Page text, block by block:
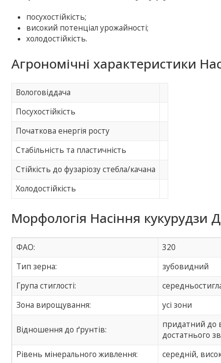
посухостійкість;
високий потенціал урожайності;
холодостійкість.
Агрономічні характеристики
Вологовіддача
Посухостійкість
Початкова енергія росту
Стабільність та пластичність
Стійкість до фузаріозу стебла/качана
Холодостійкість
Морфологія Насіння кукурудзи
ФАО:
320
Тип зерна:
зубовидний
Група стиглості:
Зона вирощування:
усі зони
Відношення до ґрунтів:
придатний до
достатнього
Рівень мінерального живлення:
середній,